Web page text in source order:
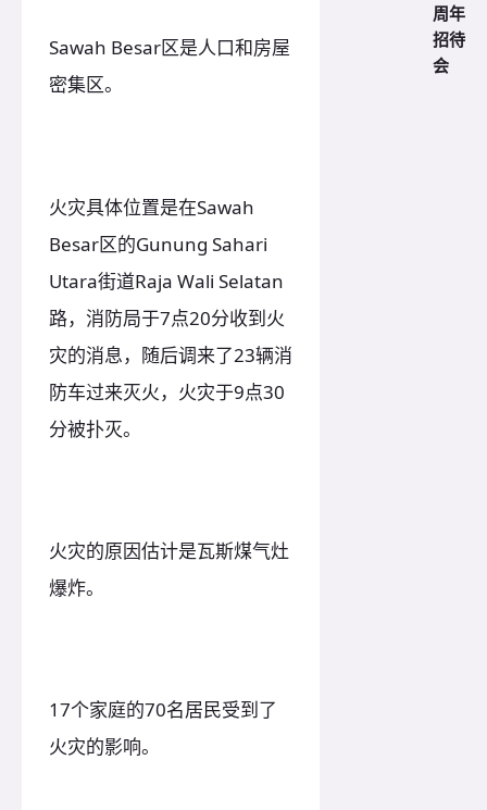
Sawah Besar区是人口和房屋
密集区。
火灾具体位置是在Sawah
Besar区的Gunung Sahari
Utara街道Raja Wali Selatan
路，消防局于7点20分收到火
灾的消息，随后调来了23辆消
防车过来灭火，火灾于9点30
分被扑灭。
火灾的原因估计是瓦斯煤气灶
爆炸。
17个家庭的70名居民受到了
火灾的影响。
周年
招待
会